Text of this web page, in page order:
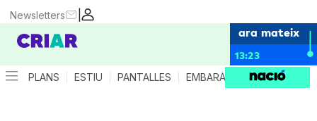
|
Newsletters
ara mateix
13:23
PLANS ESTIU PANTALLES EMBARÀS CRIANÇA